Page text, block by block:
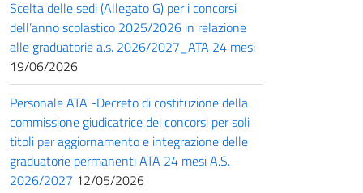
Scelta delle sedi (Allegato G) per i concorsi
dell’anno scolastico 2025/2026 in relazione
alle graduatorie a.s. 2026/2027_ATA 24 mesi
19/06/2026
Personale ATA -Decreto di costituzione della
commissione giudicatrice dei concorsi per soli
titoli per aggiornamento e integrazione delle
graduatorie permanenti ATA 24 mesi A.S.
2026/2027 12/05/2026